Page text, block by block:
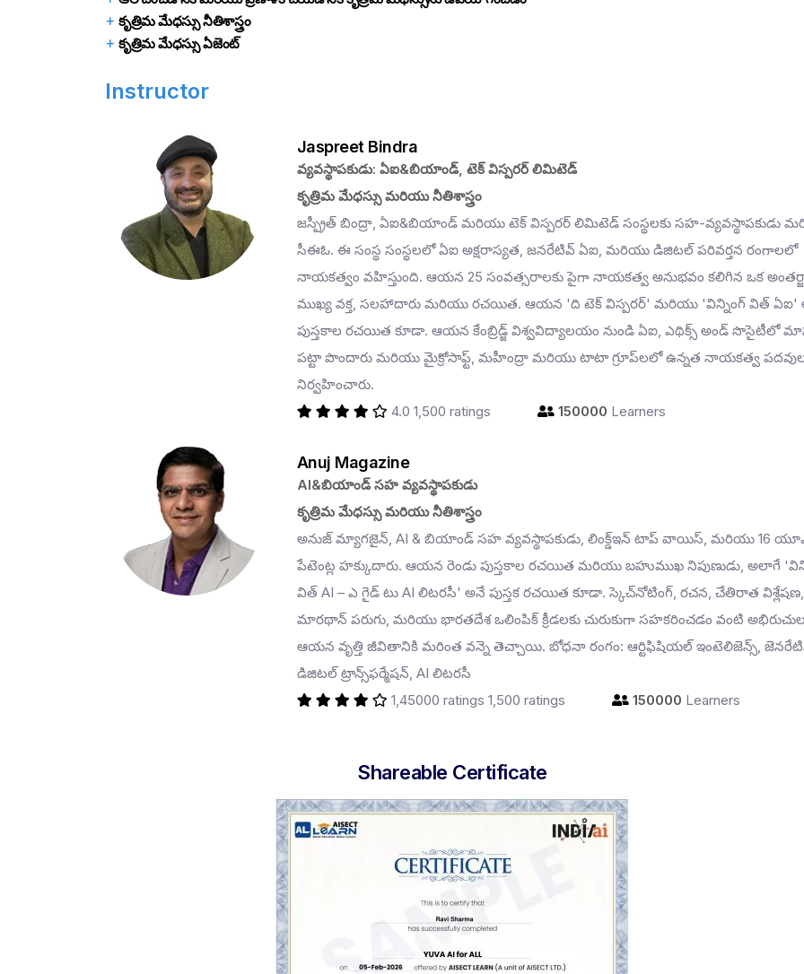
కృత్రిమ మేధస్సు నీతిశాస్త్రం
కృత్రిమ మేధస్సు ఏజెంట్
Instructor
Jaspreet Bindra
వ్యవస్థాపకుడు: ఏఐ&బియాండ్, టెక్ విస్పరర్ లిమిటెడ్
కృత్రిమ మేధస్సు మరియు నీతిశాస్త్రం
జస్ప్రీత్ బింద్రా, ఏఐ&బియాండ్ మరియు టెక్ విస్పరర్ లిమిటెడ్ సంస్థలకు సహ-వ్యవస్థాపకుడు
సీఈఓ. ఈ సంస్థ సంస్థలలో ఏఐ అక్షరాస్యత, జనరేటివ్ ఏఐ, మరియు డిజిటల్ పరివర్తన రంగాలలో
నాయకత్వం వహిస్తుంది. ఆయన 25 సంవత్సరాలకు పైగా నాయకత్వ అనుభవం కలిగిన ఒక
ముఖ్య వక్త, సలహాదారు మరియు రచయిత. ఆయన 'ది టెక్ విస్పరర్' మరియు 'విన్నింగ్ విత్ ఏఐ'
పుస్తకాల రచయిత కూడా. ఆయన కేంబ్రిడ్జ్ విశ్వవిద్యాలయం నుండి ఏఐ, ఎథిక్స్ అండ్ సొసైటీలో
పట్టా పొందారు మరియు మైక్రోసాఫ్ట్, మహీంద్రా మరియు టాటా గ్రూప్‌లలో ఉన్నత నాయకత్వ
నిర్వహించారు.
4.0 1,500 ratings 150000 Learners
Anuj Magazine
AI&బియాండ్ సహ వ్యవస్థాపకుడు
కృత్రిమ మేధస్సు మరియు నీతిశాస్త్రం
అనుజ్ మ్యాగజైన్, AI & బియాండ్ సహ వ్యవస్థాపకుడు, లింక్డ్ఇన్ టాప్ వాయిస్, మరియు 16
పేటెంట్ల హక్కుదారు. ఆయన రెండు పుస్తకాల రచయిత మరియు బహుముఖ నిపుణుడు, అలాగే
విత్ AI – ఎ గైడ్ టు AI లిటరసీ' అనే పుస్తక రచయిత కూడా. స్కెచ్‌నోటింగ్, రచన, చేతిరాత విశ్లేషణ,
మారథాన్ పరుగు, మరియు భారతదేశ ఒలింపిక్ క్రీడలకు చురుకుగా సహకరించడం వంటి
ఆయన వృత్తి జీవితానికి మరింత వన్నె తెచ్చాయి. బోధనా రంగం: ఆర్టిఫిషియల్ ఇంటెలిజెన్స్,
డిజిటల్ ట్రాన్స్‌ఫర్మేషన్, AI లిటరసీ
1,45000 ratings 1,500 ratings 150000 Learners
Shareable Certificate